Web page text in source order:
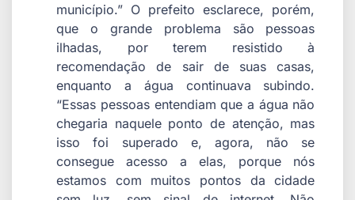
município.” O prefeito esclarece, porém,
que o grande problema são pessoas
ilhadas, por terem resistido à
recomendação de sair de suas casas,
enquanto a água continuava subindo.
“Essas pessoas entendiam que a água não
chegaria naquele ponto de atenção, mas
isso foi superado e, agora, não se
consegue acesso a elas, porque nós
estamos com muitos pontos da cidade